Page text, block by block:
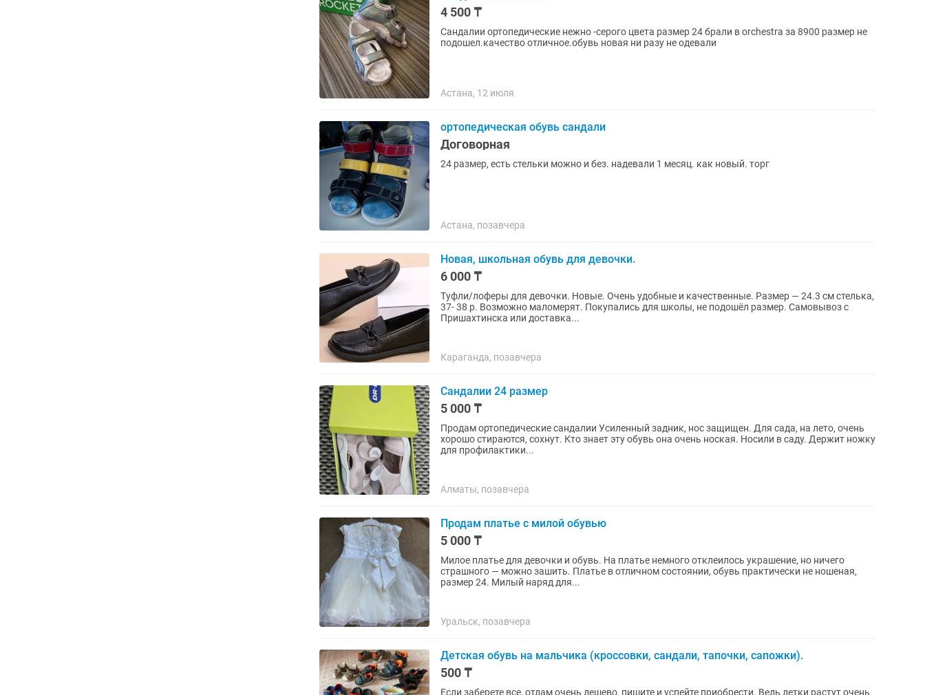
4 500 ₸
Сандалии ортопедические нежно -серого цвета размер 24 брали в orchestra за 8900 размер не
подошел.качество отличное.обувь новая ни разу не одевали
Астана, 12 июля
ортопедическая обувь сандали
Договорная
24 размер, есть стельки можно и без. надевали 1 месяц. как новый. торг
Астана, позавчера
Новая, школьная обувь для девочки.
6 000 ₸
Туфли/лоферы для девочки. Новые. Очень удобные и качественные. Размер — 24.3 см стелька,
37- 38 р. Возможно маломерят. Покупались для школы, не подошёл размер. Самовывоз с
Пришахтинска или доставка...
Караганда, позавчера
Сандалии 24 размер
5 000 ₸
Продам ортопедические сандалии Усиленный задник, нос защищен. Для сада, на лето, очень
хорошо стираются, сохнут. Кто знает эту обувь она очень ноская. Носили в саду. Держит ножку
для профилактики...
Алматы, позавчера
Продам платье с милой обувью
5 000 ₸
Милое платье для девочки и обувь. На платье немного отклеилось украшение, но ничего
страшного — можно зашить. Платье в отличном состоянии, обувь практически не ношеная,
размер 24. Милый наряд для...
Уральск, позавчера
Детская обувь на мальчика (кроссовки, сандали, тапочки, сапожки).
500 ₸
Если заберете все, отдам очень дешево, пишите и успейте приобрести. Ведь детки растут очень